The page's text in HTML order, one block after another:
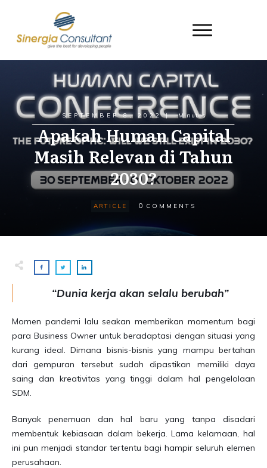
SEPTEMBER 8, 2022| Minutes
Apakah Human Capital
Masih Relevan di Tahun
2030?
ARTICLE 0 COMMENTS
“Dunia kerja akan selalu berubah”
Momen pandemi lalu seakan memberikan momentum bagi
para Business Owner untuk beradaptasi dengan situasi yang
kurang ideal. Dimana bisnis-bisnis yang mampu bertahan
dari gempuran tersebut sudah dipastikan memiliki daya
saing dan kreativitas yang tinggi dalam hal pengelolaan
SDM.
Banyak penemuan dan hal baru yang tanpa disadari
membentuk kebiasaan dalam bekerja. Lama kelamaan, hal
ini pun menjadi standar tertentu bagi hampir seluruh elemen
perusahaan.